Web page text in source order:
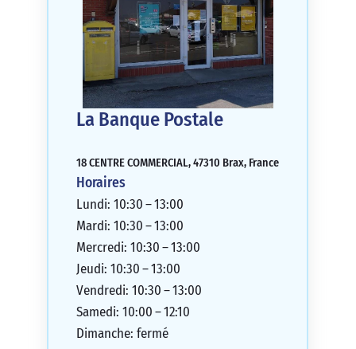
La Banque Postale
18 CENTRE COMMERCIAL, 47310 Brax, France
Horaires
Lundi: 10:30 – 13:00
Mardi: 10:30 – 13:00
Mercredi: 10:30 – 13:00
Jeudi: 10:30 – 13:00
Vendredi: 10:30 – 13:00
Samedi: 10:00 – 12:10
Dimanche: fermé